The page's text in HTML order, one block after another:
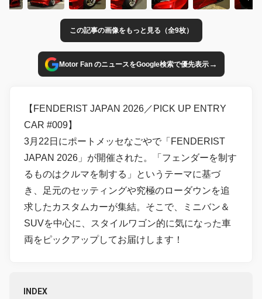
この記事の画像をもっと見る（全9枚）
Motor Fan のニュースをGoogle検索で優先表示→
【FENDERIST JAPAN 2026／PICK UP ENTRY
CAR #009】
3月22日にポートメッセなごやで「FENDERIST
JAPAN 2026」が開催された。「フェンダーを制す
るものはクルマを制する」というテーマに基づ
き、足元のセッティングや究極のローダウンを追
求したカスタムカーが集結。そこで、ミニバン＆
SUVを中心に、スタイルワゴン的に気になった車
両をピックアップしてお届けします！
INDEX